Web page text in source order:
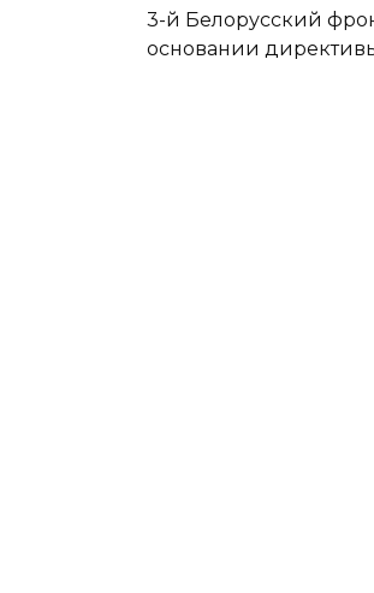
3-й Белорусский
основании директивы